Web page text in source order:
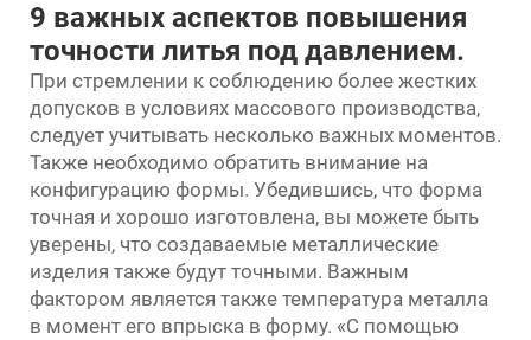
9 важных аспектов повышения
точности литья под давлением.
При стремлении к соблюдению более жестких
допусков в условиях массового производства,
следует учитывать несколько важных моментов.
Также необходимо обратить внимание на
конфигурацию формы. Убедившись, что форма
точная и хорошо изготовлена, вы можете быть
уверены, что создаваемые металлические
изделия также будут точными. Важным
фактором является также температура металла
в момент его впрыска в форму. «С помощью